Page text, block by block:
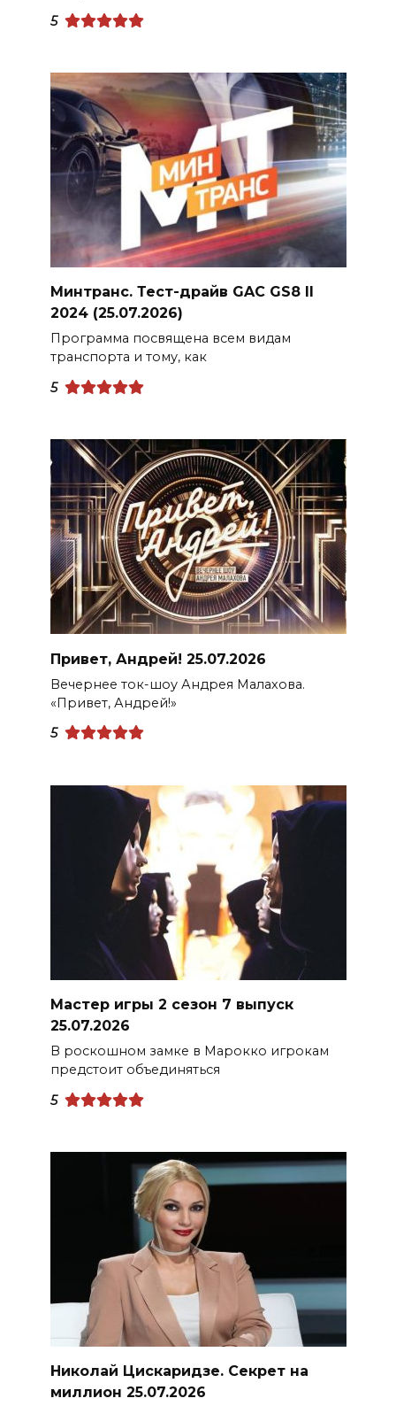
5
Минтранс. Тест-драйв GAC GS8 II
2024 (25.07.2026)
Программа посвящена всем видам
транспорта и тому, как
5
Привет, Андрей! 25.07.2026
Вечернее ток-шоу Андрея Малахова.
«Привет, Андрей!»
5
Мастер игры 2 сезон 7 выпуск
25.07.2026
В роскошном замке в Марокко игрокам
предстоит объединяться
5
Николай Цискаридзе. Секрет на
миллион 25.07.2026